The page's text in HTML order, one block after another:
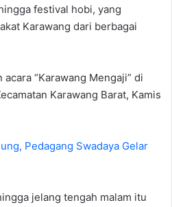
festival hobi, yang
Karawang dari berbagai
“Karawang Mengaji” di
Karawang Barat, Kamis
Pedagang Swadaya Gelar
jelang tengah malam itu